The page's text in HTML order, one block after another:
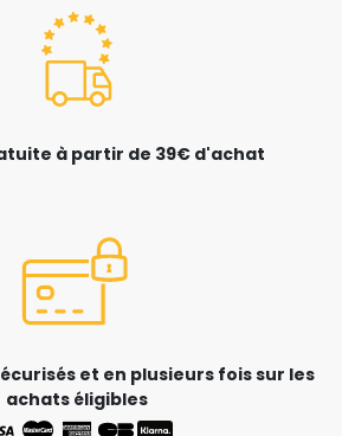
à partir de 39€ d'achat
et en plusieurs fois sur les
achats éligibles